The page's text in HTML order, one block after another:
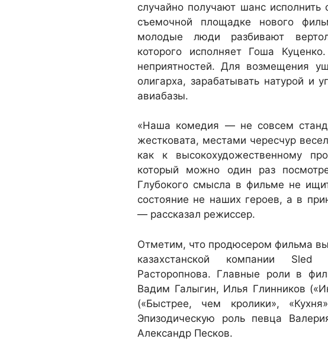
случайно получают шанс
съемочной площадке нового
молодые люди разбивают
которого исполняет Гоша
неприятностей. Для возмещения
олигарха, зарабатывать натурой и
авиабазы.
«Наша комедия — не совсем
жестковата, местами чересчур
как к высокохудожественному
который можно один раз
Глубокого смысла в фильме не
состояние не наших героев, а в
— рассказал режиссер.
Отметим, что продюсером фильма
казахстанской компании
Расторопнова. Главные роли в
Вадим Галыгин, Илья Глинников
(«Быстрее, чем кролики»,
Эпизодическую роль певца
Александр Песков.